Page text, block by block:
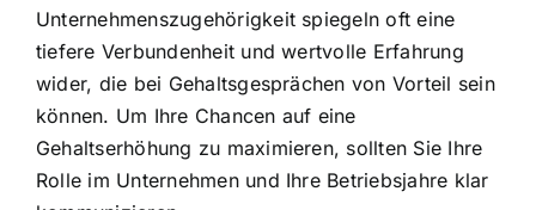
Unternehmenszugehörigkeit spiegeln oft eine
tiefere Verbundenheit und wertvolle Erfahrung
wider, die bei Gehaltsgesprächen von Vorteil sein
können. Um Ihre Chancen auf eine
Gehaltserhöhung zu maximieren, sollten Sie Ihre
Rolle im Unternehmen und Ihre Betriebsjahre klar